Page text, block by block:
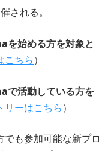
される。
を始める方を対象と
こちら）
で活動している方を
リーはこちら）
も参加可能な新プロ